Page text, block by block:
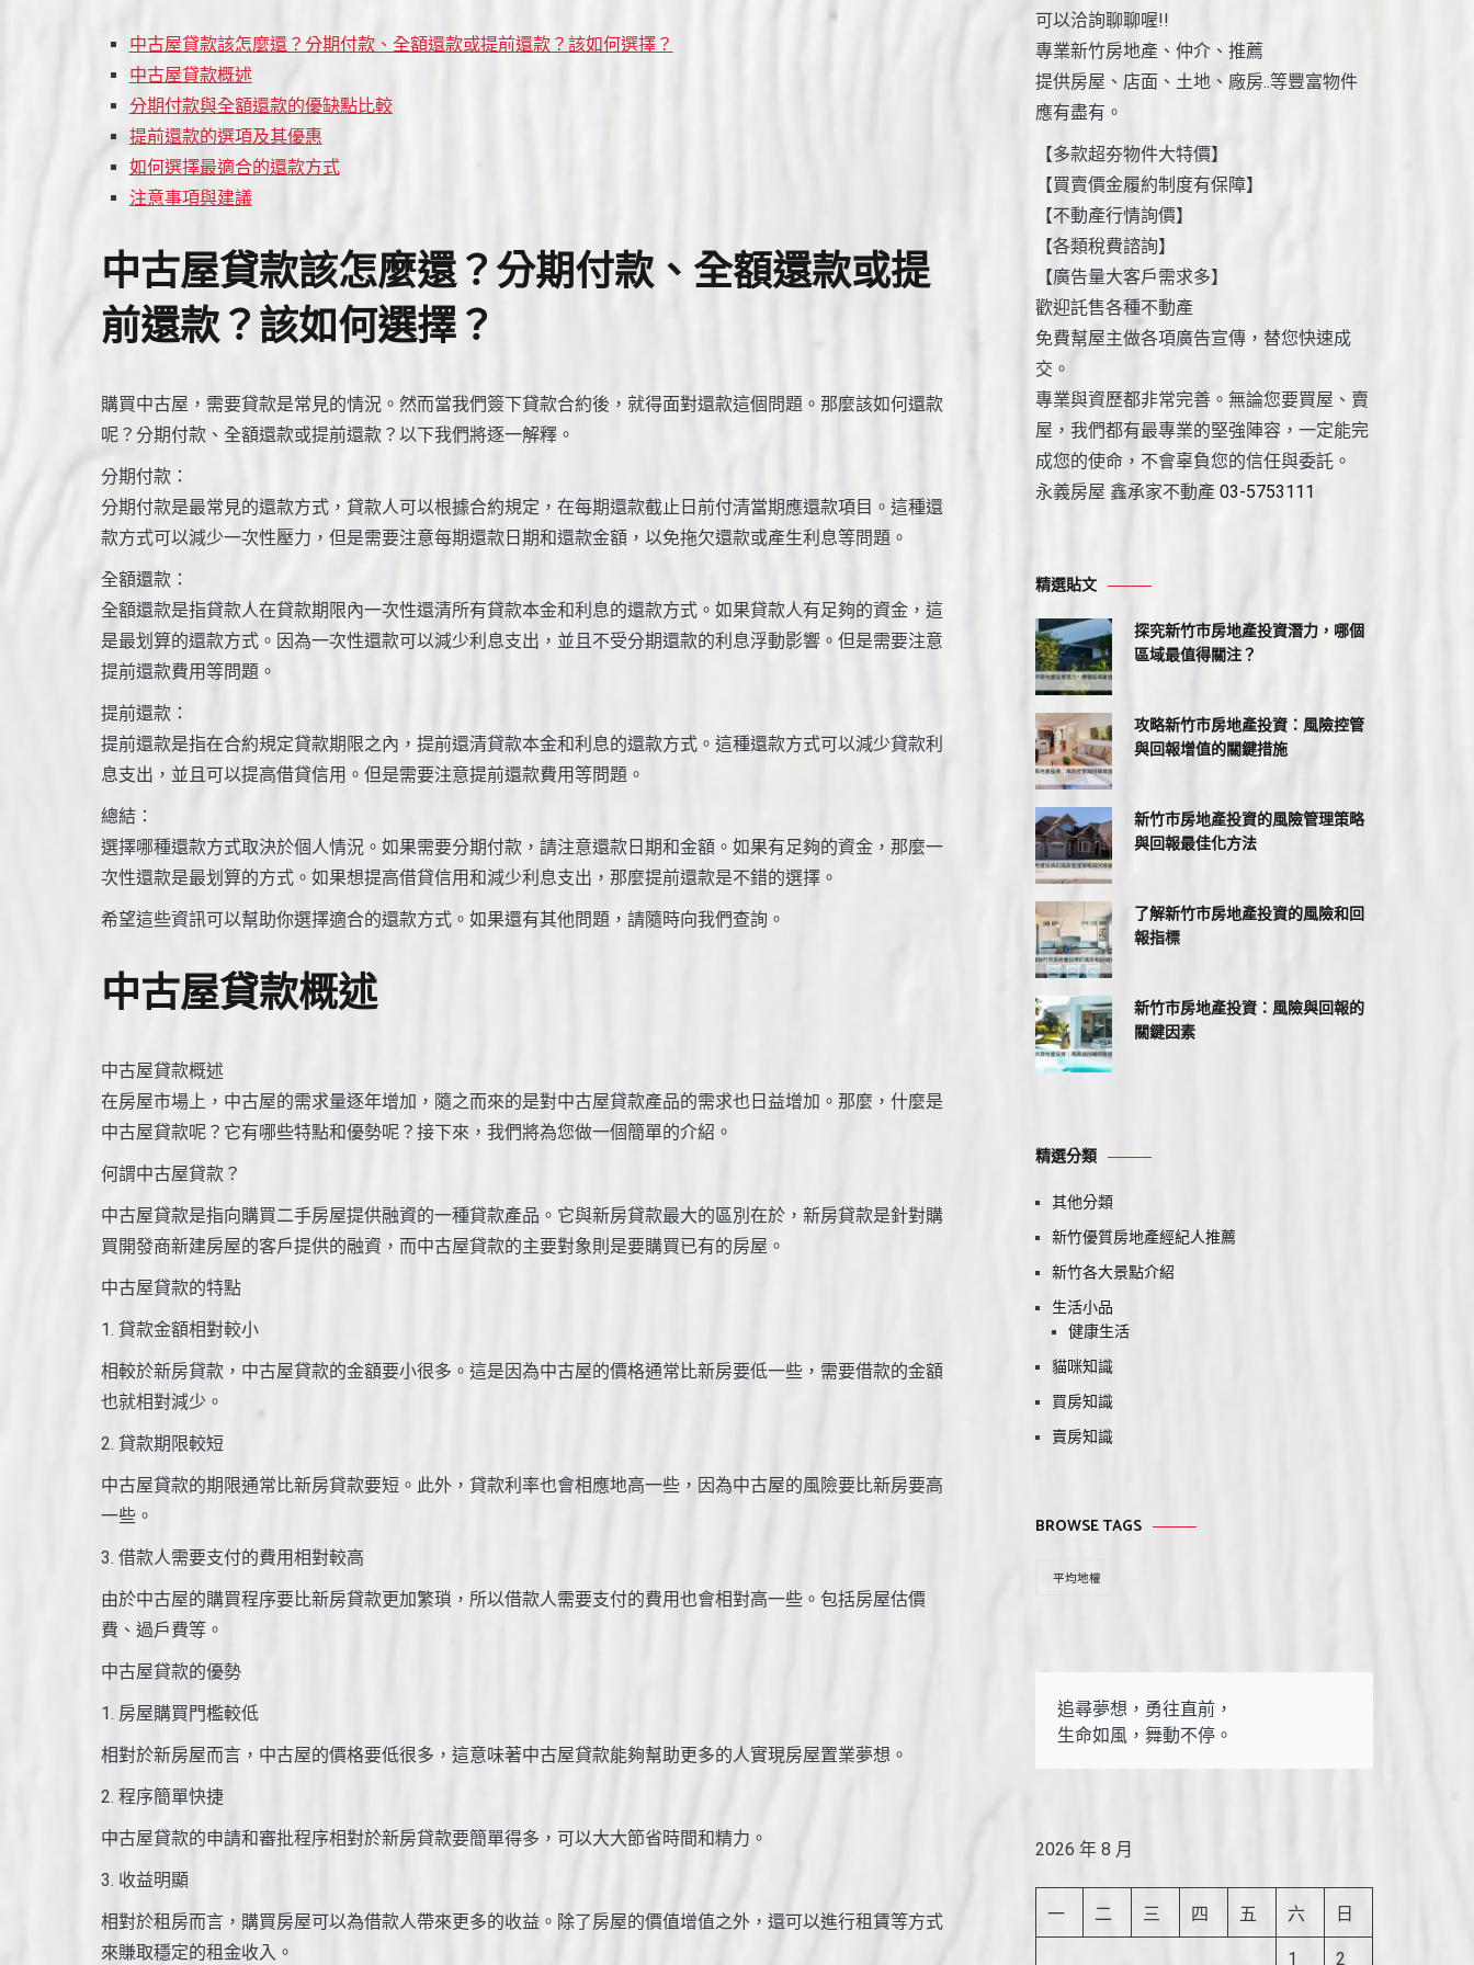
中古屋貸款該怎麼還？分期付款、全額還款或提前還款？該如何選擇？
中古屋貸款概述
分期付款與全額還款的優缺點比較
提前還款的選項及其優惠
如何選擇最適合的還款方式
注意事項與建議
中古屋貸款該怎麼還？分期付款、全額還款或提
前還款？該如何選擇？
購買中古屋，需要貸款是常見的情況。然而當我們簽下貸款合約後，就得面對還款這個問題。那麼該如何還款
呢？分期付款、全額還款或提前還款？以下我們將逐一解釋。
分期付款：
分期付款是最常見的還款方式，貸款人可以根據合約規定，在每期還款截止日前付清當期應還款項目。這種還
款方式可以減少一次性壓力，但是需要注意每期還款日期和還款金額，以免拖欠還款或產生利息等問題。
全額還款：
全額還款是指貸款人在貸款期限內一次性還清所有貸款本金和利息的還款方式。如果貸款人有足夠的資金，這
是最划算的還款方式。因為一次性還款可以減少利息支出，並且不受分期還款的利息浮動影響。但是需要注意
提前還款費用等問題。
提前還款：
提前還款是指在合約規定貸款期限之內，提前還清貸款本金和利息的還款方式。這種還款方式可以減少貸款利
息支出，並且可以提高借貸信用。但是需要注意提前還款費用等問題。
總結：
選擇哪種還款方式取決於個人情況。如果需要分期付款，請注意還款日期和金額。如果有足夠的資金，那麼一
次性還款是最划算的方式。如果想提高借貸信用和減少利息支出，那麼提前還款是不錯的選擇。
希望這些資訊可以幫助你選擇適合的還款方式。如果還有其他問題，請隨時向我們查詢。
中古屋貸款概述
中古屋貸款概述
在房屋市場上，中古屋的需求量逐年增加，隨之而來的是對中古屋貸款產品的需求也日益增加。那麼，什麼是
中古屋貸款呢？它有哪些特點和優勢呢？接下來，我們將為您做一個簡單的介紹。
何謂中古屋貸款？
中古屋貸款是指向購買二手房屋提供融資的一種貸款產品。它與新房貸款最大的區別在於，新房貸款是針對購
買開發商新建房屋的客戶提供的融資，而中古屋貸款的主要對象則是要購買已有的房屋。
中古屋貸款的特點
1. 貸款金額相對較小
相較於新房貸款，中古屋貸款的金額要小很多。這是因為中古屋的價格通常比新房要低一些，需要借款的金額
也就相對減少。
2. 貸款期限較短
中古屋貸款的期限通常比新房貸款要短。此外，貸款利率也會相應地高一些，因為中古屋的風險要比新房要高
一些。
3. 借款人需要支付的費用相對較高
由於中古屋的購買程序要比新房貸款更加繁瑣，所以借款人需要支付的費用也會相對高一些。包括房屋估價
費、過戶費等。
中古屋貸款的優勢
1. 房屋購買門檻較低
相對於新房屋而言，中古屋的價格要低很多，這意味著中古屋貸款能夠幫助更多的人實現房屋置業夢想。
2. 程序簡單快捷
中古屋貸款的申請和審批程序相對於新房貸款要簡單得多，可以大大節省時間和精力。
3. 收益明顯
相對於租房而言，購買房屋可以為借款人帶來更多的收益。除了房屋的價值增值之外，還可以進行租賃等方式
來賺取穩定的租金收入。
可以洽詢聊聊喔!!
專業新竹房地產、仲介、推薦
提供房屋、店面、土地、廠房..等豐富物件
應有盡有。
【多款超夯物件大特價】
【買賣價金履約制度有保障】
【不動產行情詢價】
【各類稅費諮詢】
【廣告量大客戶需求多】
歡迎託售各種不動產
免費幫屋主做各項廣告宣傳，替您快速成
交。
專業與資歷都非常完善。無論您要買屋、賣
屋，我們都有最專業的堅強陣容，一定能完
成您的使命，不會辜負您的信任與委託。
永義房屋 鑫承家不動產 03-5753111
精選貼文
探究新竹市房地產投資潛力，哪個
區域最值得關注？
攻略新竹市房地產投資：風險控管
與回報增值的關鍵措施
新竹市房地產投資的風險管理策略
與回報最佳化方法
了解新竹市房地產投資的風險和回
報指標
新竹市房地產投資：風險與回報的
關鍵因素
精選分類
其他分類
新竹優質房地產經紀人推薦
新竹各大景點介紹
生活小品
健康生活
貓咪知識
買房知識
賣房知識
BROWSE TAGS
平均地權
追尋夢想，勇往直前，
生命如風，舞動不停。
2026 年 8 月
一 二 三 四 五 六 日
1 2